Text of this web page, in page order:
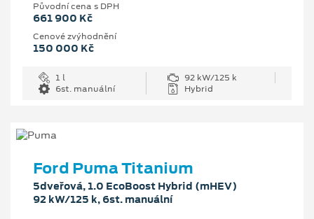
Původní cena s DPH
661 900 Kč
Cenové zvýhodnění
150 000 Kč
1 l
92 kW/125 k
6st. manuální
Hybrid
Ford Puma Titanium
5dveřová, 1.0 EcoBoost Hybrid (mHEV)
92 kW/125 k, 6st. manuální